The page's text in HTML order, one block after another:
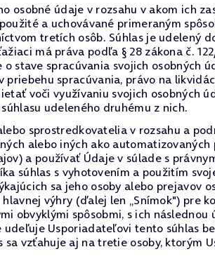
osobné údaje v rozsahu v akom ich
a uchovávané primeraným
tretích osôb. Súhlas je udelený
má práva podľa § 28 zákona č.
stave spracúvania svojich osobných
spracúvania, právo na
voči využívaniu svojich osobných
udeleného druhému z nich.
sprostredkovatelia v rozsahu a
alebo iných ako
a používať Údaje v súlade s
súhlas s vyhotovením a použitím
sa jeho osoby alebo prejavov
výhry (ďalej len „Snímok") pre
obvyklými spôsobmi, s ich
Usporiadateľovi tento súhlas
vzťahuje aj na tretie osoby, ktorým